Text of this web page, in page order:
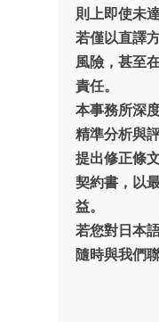
則上即使未
若僅以直譯
風險，甚至
責任。
本事務所深
精準分析與
提出修正條
契約書，以
益。
若您對日本
隨時與我們